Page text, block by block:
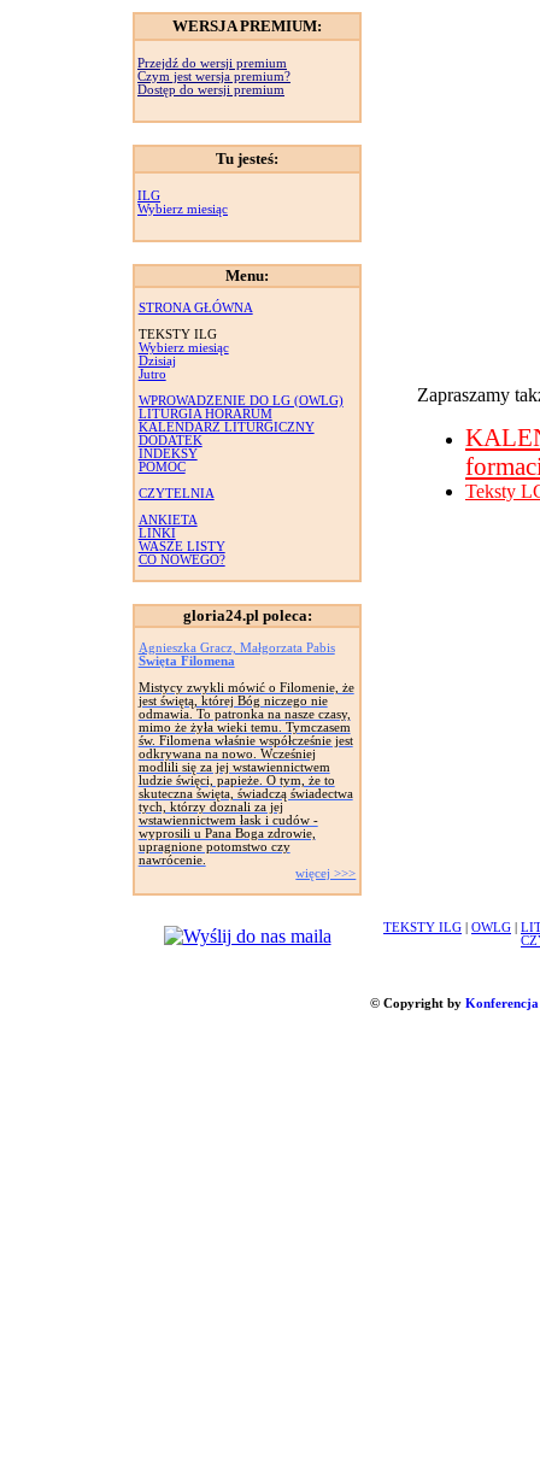
WERSJA PREMIUM:
Przejdź do wersji premium
Czym jest wersja premium?
Dostęp do wersji premium
Tu jesteś:
ILG
Wybierz miesiąc
Menu:
STRONA GŁÓWNA
TEKSTY ILG
Wybierz miesiąc
Dzisiaj
Jutro
WPROWADZENIE DO LG (OWLG)
LITURGIA HORARUM
KALENDARZ LITURGICZNY
DODATEK
INDEKSY
POMOC
CZYTELNIA
ANKIETA
LINKI
WASZE LISTY
CO NOWEGO?
gloria24.pl poleca:
Agnieszka Gracz, Małgorzata Pabis
Święta Filomena
Mistycy zwykli mówić o Filomenie, że
jest świętą, której Bóg niczego nie
odmawia. To patronka na nasze czasy,
mimo że żyła wieki temu. Tymczasem
św. Filomena właśnie współcześnie jest
odkrywana na nowo. Wcześniej
modlili się za jej wstawiennictwem
ludzie święci, papieże. O tym, że to
skuteczna święta, świadczą świadectwa
tych, którzy doznali za jej
wstawiennictwem łask i cudów -
wyprosili u Pana Boga zdrowie,
upragnione potomstwo czy
nawrócenie.
więcej >>>
Zapraszamy
Teksty
TEKSTY ILG OWLG
© Copyright by Konferencja